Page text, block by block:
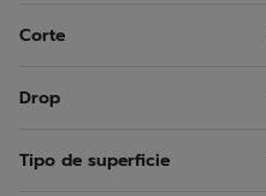
Corte
Drop
Tipo de superficie